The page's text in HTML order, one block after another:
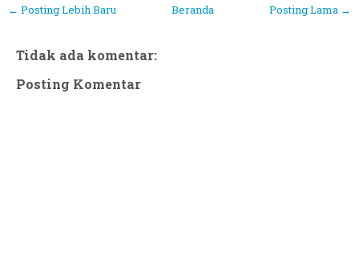
← Posting Lebih Baru Posting Lama →
Beranda
Tidak ada komentar:
Posting Komentar